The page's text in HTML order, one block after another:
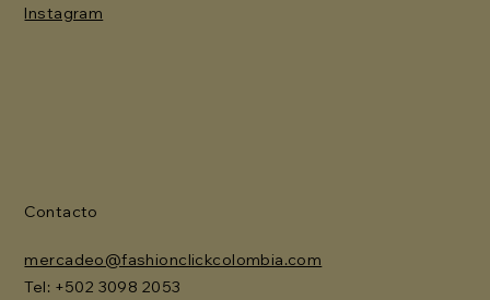
Instagram
Contacto
mercadeo@fashionclickcolombia.com
Tel: ‪+502 3098 2053‬